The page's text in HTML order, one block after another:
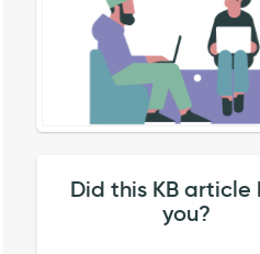
Did this KB article
you?